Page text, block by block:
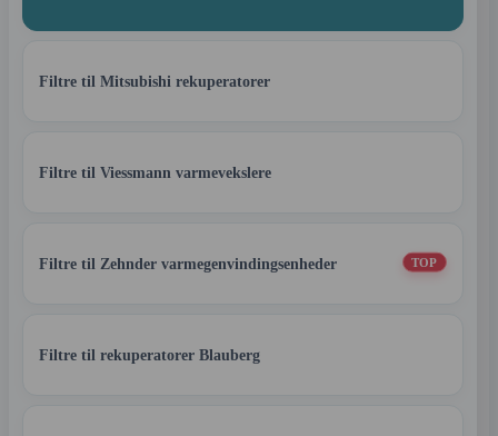
Filtre til Mitsubishi rekuperatorer
Filtre til Viessmann varmevekslere
Filtre til Zehnder varmegenvindingsenheder TOP
Filtre til rekuperatorer Blauberg